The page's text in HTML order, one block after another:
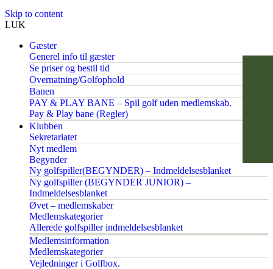
Skip to content
LUK
Gæster
Generel info til gæster
Se priser og bestil tid
Overnatning/Golfophold
Banen
PAY & PLAY BANE – Spil golf uden medlemskab.
Pay & Play bane (Regler)
Klubben
Sekretariatet
Nyt medlem
Begynder
Ny golfspiller(BEGYNDER) – Indmeldelsesblanket
Ny golfspiller (BEGYNDER JUNIOR) –
Indmeldelsesblanket
Øvet – medlemskaber
Medlemskategorier
Allerede golfspiller indmeldelsesblanket
Medlemsinformation
Medlemskategorier
Vejledninger i Golfbox.